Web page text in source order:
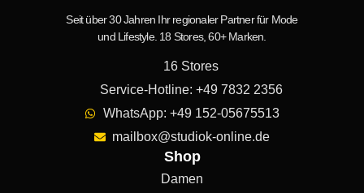
Seit über 30 Jahren Ihr regionaler Partner für Mode
und Lifestyle. 18 Stores, 60+ Marken.
16 Stores
Service-Hotline: +49 7832 2356
WhatsApp: +49 152-05675513
mailbox@studiok-online.de
Shop
Damen